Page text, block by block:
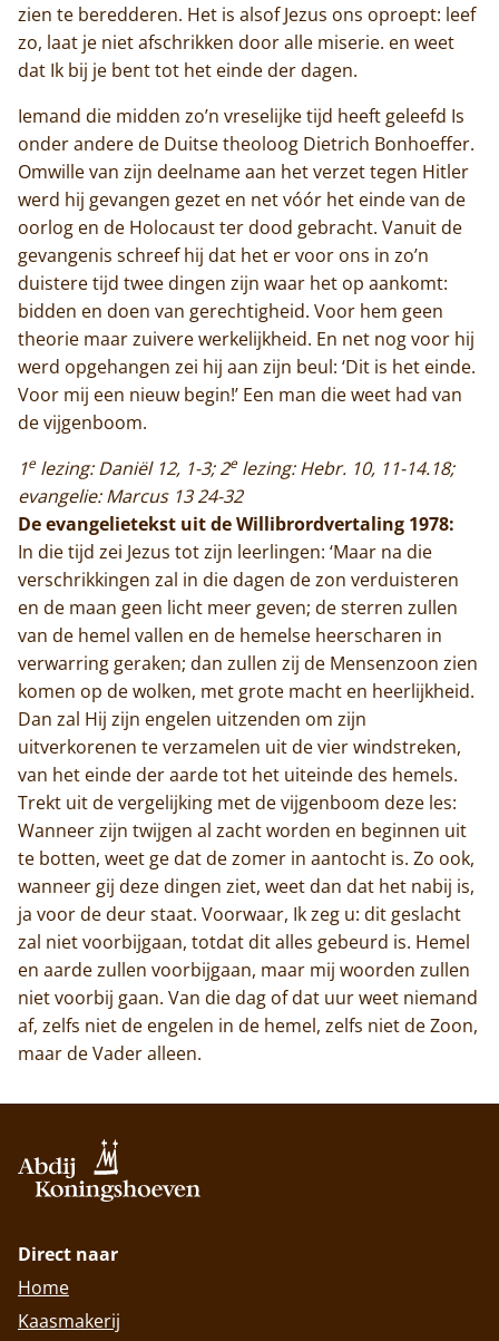
zien te beredderen. Het is alsof Jezus ons oproept: leef
zo, laat je niet afschrikken door alle miserie. en weet
dat Ik bij je bent tot het einde der dagen.
Iemand die midden zo’n vreselijke tijd heeft geleefd Is
onder andere de Duitse theoloog Dietrich Bonhoeffer.
Omwille van zijn deelname aan het verzet tegen Hitler
werd hij gevangen gezet en net vóór het einde van de
oorlog en de Holocaust ter dood gebracht. Vanuit de
gevangenis schreef hij dat het er voor ons in zo’n
duistere tijd twee dingen zijn waar het op aankomt:
bidden en doen van gerechtigheid. Voor hem geen
theorie maar zuivere werkelijkheid. En net nog voor hij
werd opgehangen zei hij aan zijn beul: ‘Dit is het einde.
Voor mij een nieuw begin!’ Een man die weet had van
de vijgenboom.
1elezing: Daniël 12, 1-3; 2elezing: Hebr. 10, 11-14.18;
evangelie: Marcus 13 24-32
De evangelietekst uit de Willibrordvertaling 1978:
In die tijd zei Jezus tot zijn leerlingen: ‘Maar na die
verschrikkingen zal in die dagen de zon verduisteren
en de maan geen licht meer geven; de sterren zullen
van de hemel vallen en de hemelse heerscharen in
verwarring geraken; dan zullen zij de Mensenzoon zien
komen op de wolken, met grote macht en heerlijkheid.
Dan zal Hij zijn engelen uitzenden om zijn
uitverkorenen te verzamelen uit de vier windstreken,
van het einde der aarde tot het uiteinde des hemels.
Trekt uit de vergelijking met de vijgenboom deze les:
Wanneer zijn twijgen al zacht worden en beginnen uit
te botten, weet ge dat de zomer in aantocht is. Zo ook,
wanneer gij deze dingen ziet, weet dan dat het nabij is,
ja voor de deur staat. Voorwaar, Ik zeg u: dit geslacht
zal niet voorbijgaan, totdat dit alles gebeurd is. Hemel
en aarde zullen voorbijgaan, maar mij woorden zullen
niet voorbij gaan. Van die dag of dat uur weet niemand
af, zelfs niet de engelen in de hemel, zelfs niet de Zoon,
maar de Vader alleen.
Direct naar
Home
Kaasmakerij